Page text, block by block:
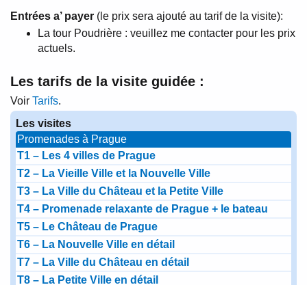
Entrées a’ payer (le prix sera ajouté au tarif de la visite):
La tour Poudrière : veuillez me contacter pour les prix
actuels.
Les tarifs de la visite guidée :
Voir Tarifs.
Les visites
Promenades à Prague
T1 – Les 4 villes de Prague
T2 – La Vieille Ville et la Nouvelle Ville
T3 – La Ville du Château et la Petite Ville
T4 – Promenade relaxante de Prague + le bateau
T5 – Le Château de Prague
T6 – La Nouvelle Ville en détail
T7 – La Ville du Château en détail
T8 – La Petite Ville en détail